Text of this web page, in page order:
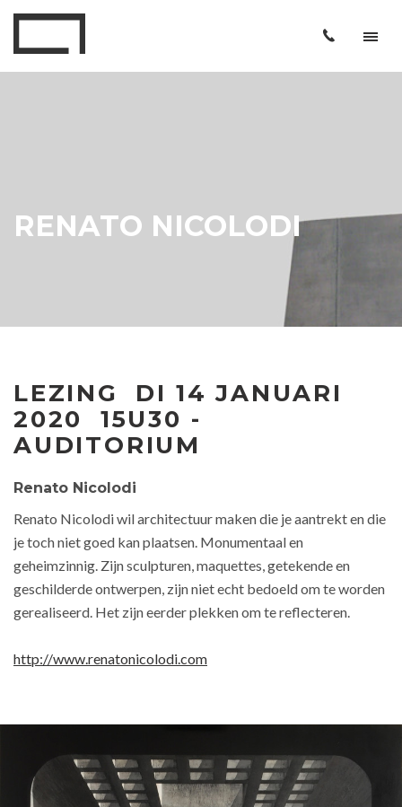
RENATO NICOLODI
LEZING DI 14 JANUARI
2020 15U30 -
AUDITORIUM
Renato Nicolodi
Renato Nicolodi wil architectuur maken die je aantrekt en die
je toch niet goed kan plaatsen. Monumentaal en
geheimzinnig. Zijn sculpturen, maquettes, getekende en
geschilderde ontwerpen, zijn niet echt bedoeld om te worden
gerealiseerd. Het zijn eerder plekken om te reflecteren.
http://www.renatonicolodi.com